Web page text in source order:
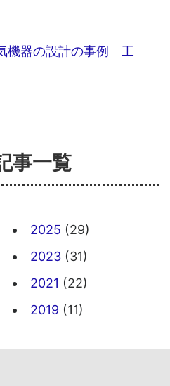
機器の設計の事例 工
事一覧
2025 (29)
2023 (31)
2021 (22)
2019 (11)